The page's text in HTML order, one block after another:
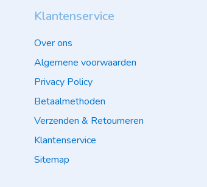
Klantenservice
Over ons
Algemene voorwaarden
Privacy Policy
Betaalmethoden
Verzenden & Retourneren
Klantenservice
Sitemap